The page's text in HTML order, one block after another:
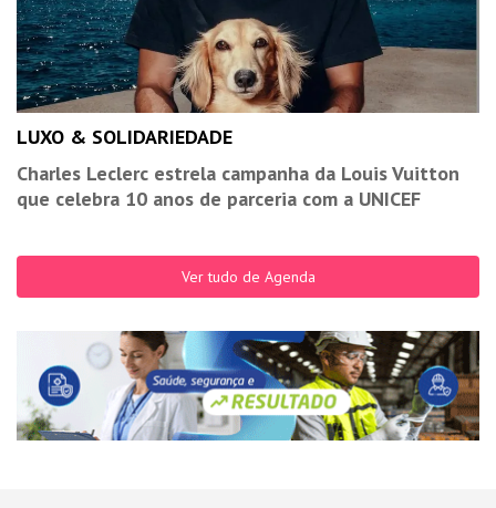
LUXO & SOLIDARIEDADE
Charles Leclerc estrela campanha da Louis Vuitton
que celebra 10 anos de parceria com a UNICEF
Ver tudo de Agenda